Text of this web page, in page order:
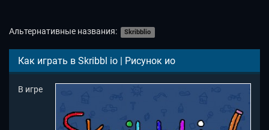
Альтернативные названия: Skribblio
Как играть в Skribbl io | Рисунок ио
В игре